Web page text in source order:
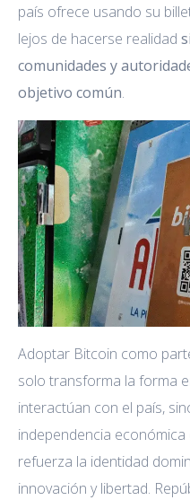
país ofrece usando su
lejos de hacerse realidad
comunidades y
objetivo común.
Adoptar Bitcoin como
solo transforma la forma
interactúan con el país,
independencia
refuerza la identidad
innovación y libertad.